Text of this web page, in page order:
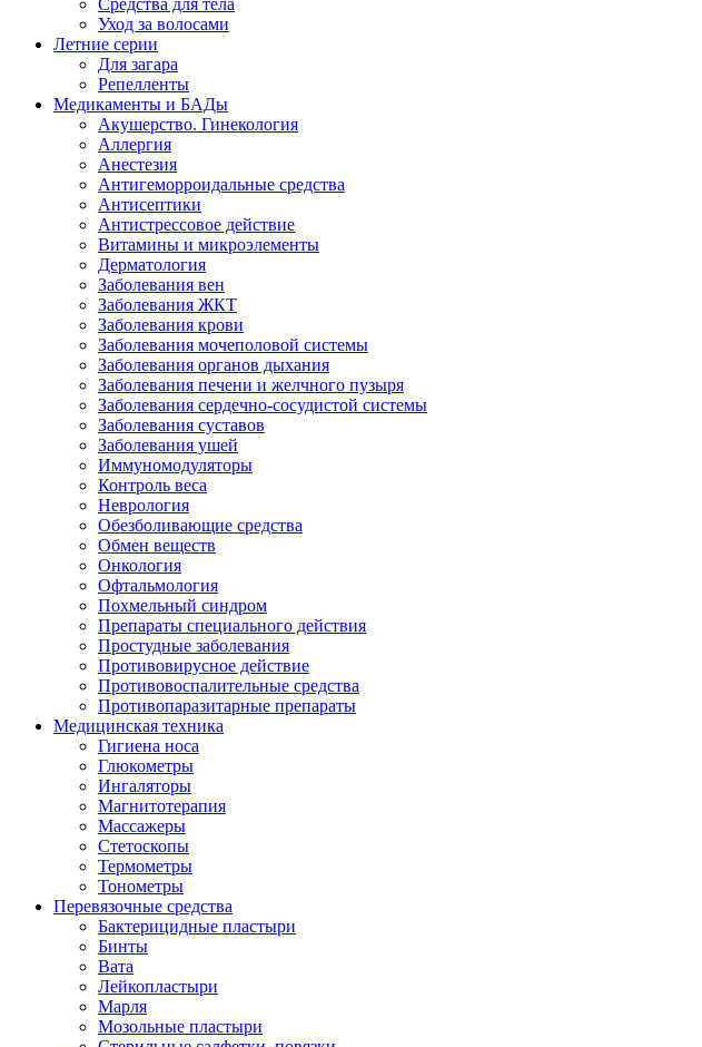
Средства для тела
Уход за волосами
Летние серии
Для загара
Репелленты
Медикаменты и БАДы
Акушерство. Гинекология
Аллергия
Анестезия
Антигеморроидальные средства
Антисептики
Антистрессовое действие
Витамины и микроэлементы
Дерматология
Заболевания вен
Заболевания ЖКТ
Заболевания крови
Заболевания мочеполовой системы
Заболевания органов дыхания
Заболевания печени и желчного пузыря
Заболевания сердечно-сосудистой системы
Заболевания суставов
Заболевания ушей
Иммуномодуляторы
Контроль веса
Неврология
Обезболивающие средства
Обмен веществ
Онкология
Офтальмология
Похмельный синдром
Препараты специального действия
Простудные заболевания
Противовирусное действие
Противовоспалительные средства
Противопаразитарные препараты
Медицинская техника
Гигиена носа
Глюкометры
Ингаляторы
Магнитотерапия
Массажеры
Стетоскопы
Термометры
Тонометры
Перевязочные средства
Бактерицидные пластыри
Бинты
Вата
Лейкопластыри
Марля
Мозольные пластыри